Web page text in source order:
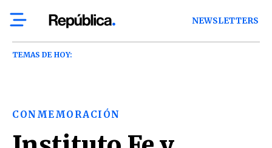
NEWSLETTERS
TEMAS DE HOY:
CONMEMORACIÓN